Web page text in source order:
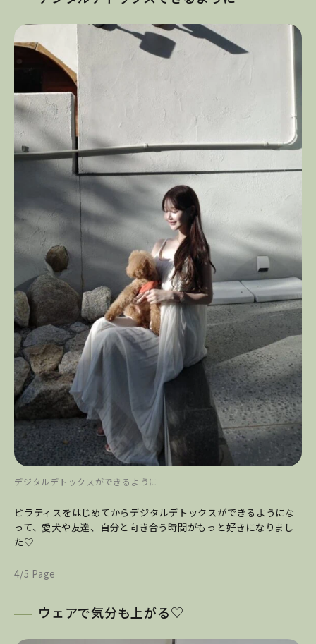
デジタルデトックスができるように
ピラティスをはじめてからデジタルデトックスができるようにな
って、愛犬や友達、自分と向き合う時間がもっと好きになりまし
た♡
4/5 Page
ウェアで気分も上がる♡